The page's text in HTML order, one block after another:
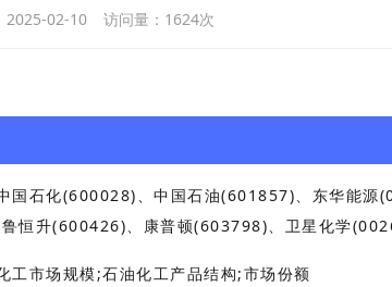
2025-02-10 访问量：1624次
国石化(600028)、中国石油(601857)、东华能
恒升(600426)、康普顿(603798)、卫星化学
工市场规模;石油化工产品结构;市场份额